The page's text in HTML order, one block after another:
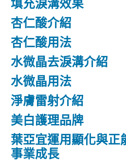
填充淚溝效果
杏仁酸介紹
杏仁酸用法
水微晶去淚溝介紹
水微晶用法
淨膚雷射介紹
美白護理品牌
葉亞宜運用顯化與正
事業成長